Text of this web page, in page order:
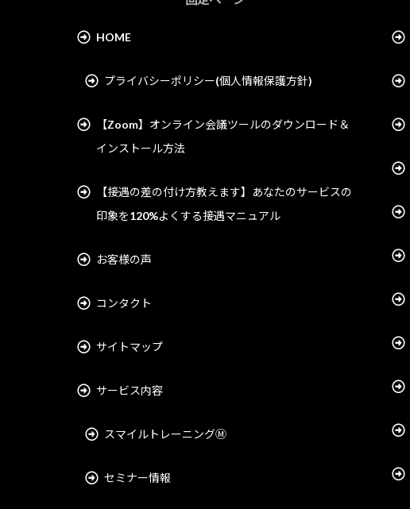
HOME
プライバシーポリシー(個人情報保護方針)
【Zoom】オンライン会議ツールのダウンロード＆
インストール方法
【接遇の差の付け方教えます】あなたのサービスの
印象を120%よくする接遇マニュアル
お客様の声
コンタクト
サイトマップ
サービス内容
スマイルトレーニングⓂ︎
セミナー情報